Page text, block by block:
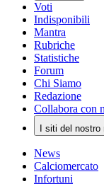
Voti
Indisponibili
Mantra
Rubriche
Statistiche
Forum
Chi Siamo
Redazione
Collabora con
I siti del
News
Calciomercato
Infortuni